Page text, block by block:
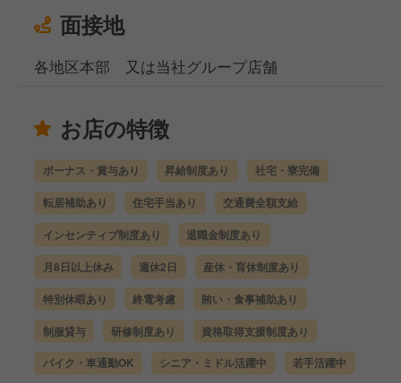
面接地
各地区本部 又は当社グループ店舗
お店の特徴
ボーナス・賞与あり 昇給制度あり 社宅・寮完備
転居補助あり 住宅手当あり 交通費全額支給
インセンティブ制度あり 退職金制度あり
月8日以上休み 週休2日 産休・育休制度あり
特別休暇あり 終電考慮 賄い・食事補助あり
制服貸与 研修制度あり 資格取得支援制度あり
バイク・車通勤OK シニア・ミドル活躍中 若手活躍中